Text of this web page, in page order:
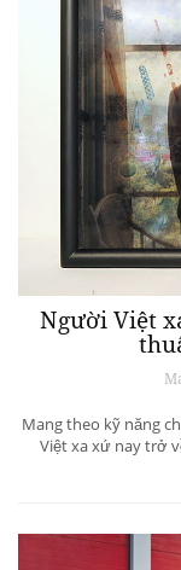
Người Việt
Mang theo kỹ năng
Việt xa xứ nay trở